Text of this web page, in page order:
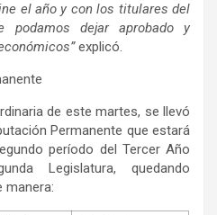
el año y con los titulares del
podamos dejar aprobado y
explicó.
de este martes, se llevó
Permanente que estará
período del Tercer Año
Legislatura, quedando
manera: